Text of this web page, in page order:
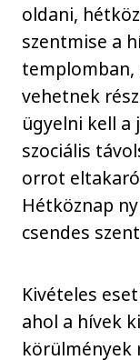
oldani,
szentmise a
templomban,
vehetnek
ügyelni kell
szociális
orrot
Hétköznap
csendes
Kivételes
ahol a hívek
körülmények